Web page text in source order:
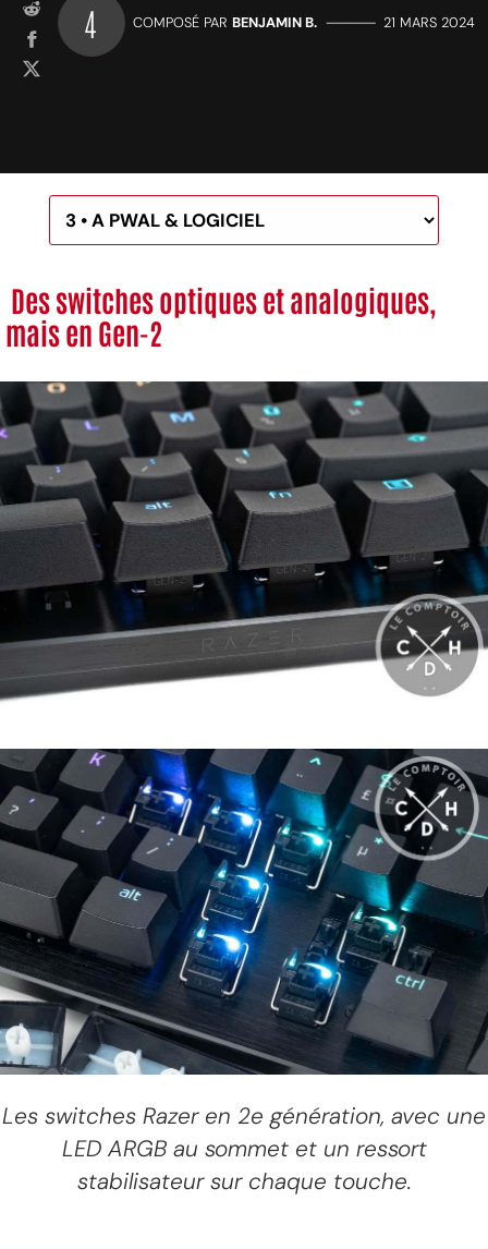
4 COMPOSÉ PAR BENJAMIN B. ————— 21 MARS 2024
Des switches optiques et analogiques,
mais en Gen-2
Les switches Razer en 2e génération, avec une
LED ARGB au sommet et un ressort
stabilisateur sur chaque touche.